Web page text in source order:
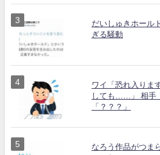
だいしゅきホール
ぎる騒動
ワイ「恐れ入りま
しても……」 相手
「？？？」
なろう作品がつま